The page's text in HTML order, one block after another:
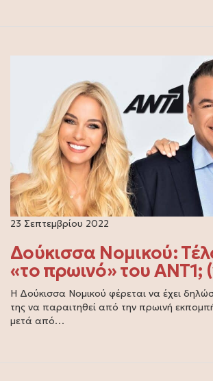
23 Σεπτεμβρίου 2022
Δούκισσα Νομικού:
«το πρωινό» του ΑΝΤ1;
Η Δούκισσα Νομικού φέρεται να έχει
της να παραιτηθεί από την πρωινή
μετά από…